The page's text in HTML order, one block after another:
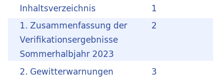
1
Inhaltsverzeichnis
2
1. Zusammenfassung der
Verifikationsergebnisse
Sommerhalbjahr 2023
3
2. Gewitterwarnungen